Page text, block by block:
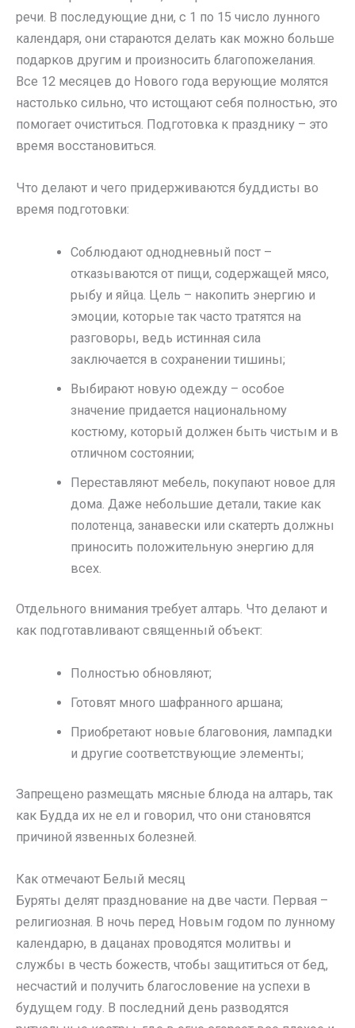
речи. В последующие дни, с 1 по 15 число лунного
календаря, они стараются делать как можно больше
подарков другим и произносить благопожелания.
Все 12 месяцев до Нового года верующие молятся
настолько сильно, что истощают себя полностью, это
помогает очиститься. Подготовка к празднику – это
время восстановиться.
Что делают и чего придерживаются буддисты во
время подготовки:
Соблюдают однодневный пост –
отказываются от пищи, содержащей мясо,
рыбу и яйца. Цель – накопить энергию и
эмоции, которые так часто тратятся на
разговоры, ведь истинная сила
заключается в сохранении тишины;
Выбирают новую одежду – особое
значение придается национальному
костюму, который должен быть чистым и в
отличном состоянии;
Переставляют мебель, покупают новое для
дома. Даже небольшие детали, такие как
полотенца, занавески или скатерть должны
приносить положительную энергию для
всех.
Отдельного внимания требует алтарь. Что делают и
как подготавливают священный объект:
Полностью обновляют;
Готовят много шафранного аршана;
Приобретают новые благовония, лампадки
и другие соответствующие элементы;
Запрещено размещать мясные блюда на алтарь, так
как Будда их не ел и говорил, что они становятся
причиной язвенных болезней.
Как отмечают Белый месяц
Буряты делят празднование на две части. Первая –
религиозная. В ночь перед Новым годом по лунному
календарю, в дацанах проводятся молитвы и
службы в честь божеств, чтобы защититься от бед,
несчастий и получить благословение на успехи в
будущем году. В последний день разводятся